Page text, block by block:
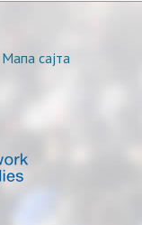
Мапа сајта